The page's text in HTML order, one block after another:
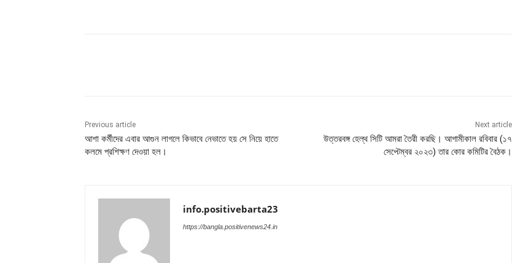
Previous article
আশা কর্মীদের এবার আগুন লাগলে কিভাবে নেভাতে হয় সে নিয়ে হাতে
কলমে প্রশিক্ষণ দেওয়া হল।
Next article
উত্তরবঙ্গ হেল্থ সিটি আমরা তৈরী করছি। আগামীকাল রবিবার (১৭
সেপ্টেম্বর ২০২৩) তার কোর কমিটির বৈঠক।
info.positivebarta23
https://bangla.positivenews24.in